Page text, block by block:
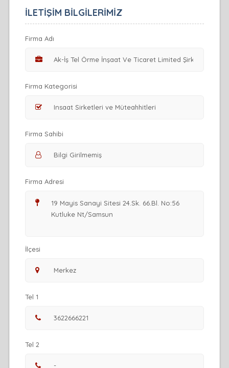
İLETİŞİM BİLGİLERİMİZ
Firma Adı
Firma Kategorisi
Firma Sahibi
Firma Adresi
İlçesi
Tel 1
Tel 2